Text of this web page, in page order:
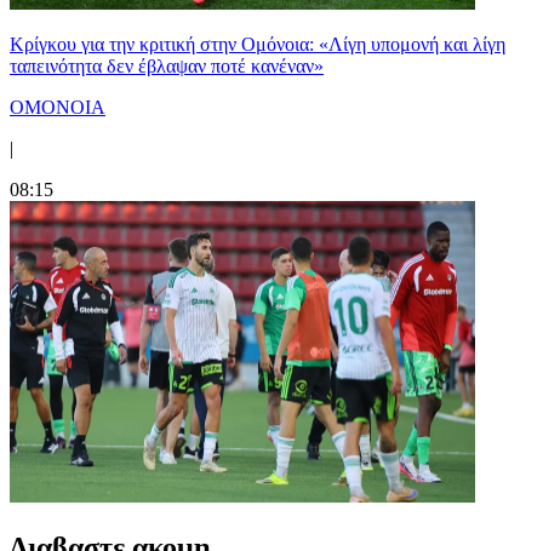
Κρίγκου για την κριτική στην Ομόνοια: «Λίγη υπομονή και λίγη
ταπεινότητα δεν έβλαψαν ποτέ κανέναν»
ΟΜΟΝΟΙΑ
|
08:15